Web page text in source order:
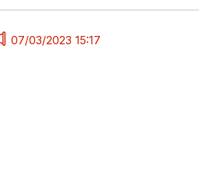
07/03/2023 15:17